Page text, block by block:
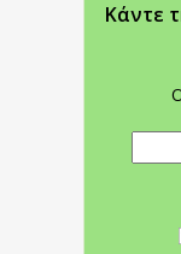
Κάντε